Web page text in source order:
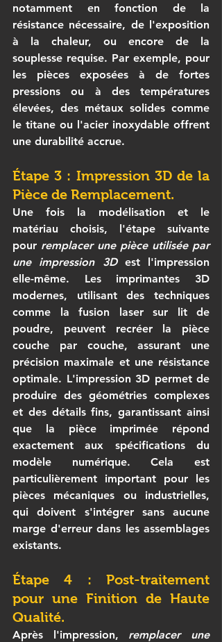
notamment en fonction de la
résistance nécessaire, de l'exposition
à la chaleur, ou encore de la
souplesse requise. Par exemple, pour
les pièces exposées à de fortes
pressions ou à des températures
élevées, des métaux solides comme
le titane ou l'acier inoxydable offrent
une durabilité accrue.
Étape 3 : Impression 3D de la
Pièce de Remplacement.
Une fois la modélisation et le
matériau choisis, l'étape suivante
pour remplacer une pièce utilisée par
une impression 3D est l'impression
elle-même. Les imprimantes 3D
modernes, utilisant des techniques
comme la fusion laser sur lit de
poudre, peuvent recréer la pièce
couche par couche, assurant une
précision maximale et une résistance
optimale. L'impression 3D permet de
produire des géométries complexes
et des détails fins, garantissant ainsi
que la pièce imprimée répond
exactement aux spécifications du
modèle numérique. Cela est
particulièrement important pour les
pièces mécaniques ou industrielles,
qui doivent s'intégrer sans aucune
marge d'erreur dans les assemblages
existants.
Étape 4 : Post-traitement
pour une Finition de Haute
Qualité.
Après l'impression, remplacer une